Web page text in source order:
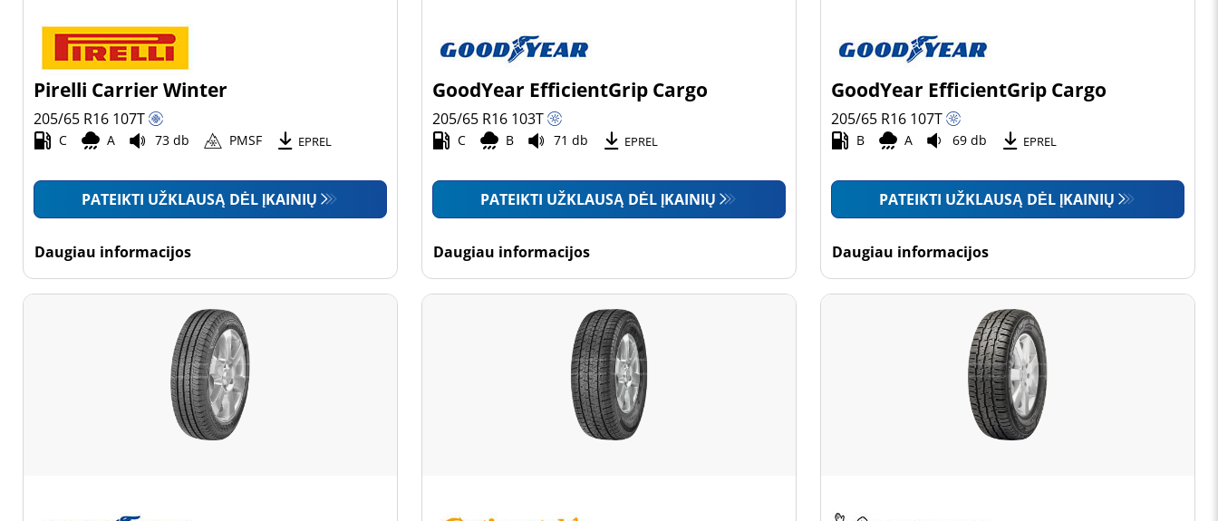
Pirelli Carrier Winter
205/65 R16 107T
C A 73 db PMSF EPREL
PATEIKTI UŽKLAUSĄ DĖL ĮKAINIŲ
Daugiau informacijos
GoodYear EfficientGrip Cargo
205/65 R16 103T
C B 71 db EPREL
PATEIKTI UŽKLAUSĄ DĖL ĮKAINIŲ
Daugiau informacijos
GoodYear EfficientGrip Cargo
205/65 R16 107T
B A 69 db EPREL
PATEIKTI UŽKLAUSĄ DĖL ĮKAINIŲ
Daugiau informacijos